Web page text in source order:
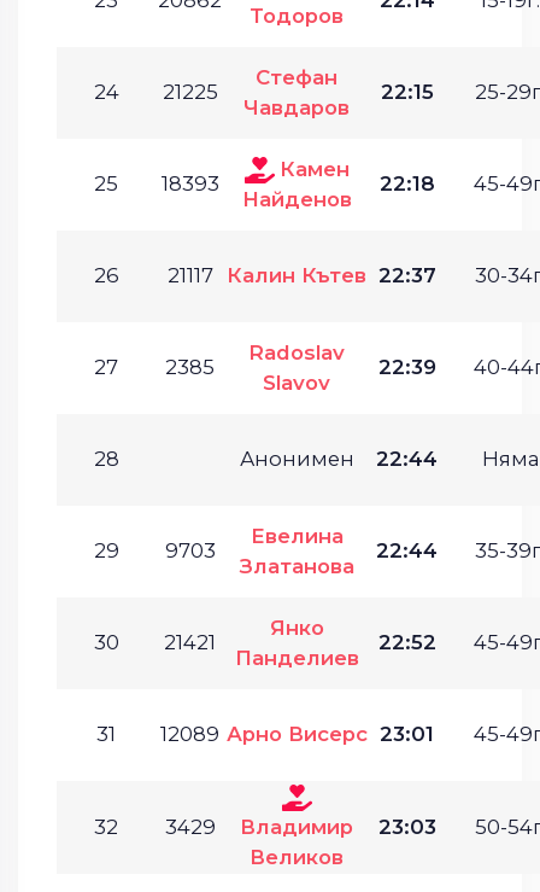
Тодоров
24 21225
Стефан
Чавдаров
22:15 25-
25 18393
Камен
Найденов
22:18 45-
26 21117 Калин Кътев 22:37 30-
27 2385
Radoslav
Slavov
22:39 40-
28 Анонимен 22:44 Няма
29 9703
Евелина
Златанова
22:44 35-
30 21421
Янко
Панделиев
22:52 45-
31 12089 Арно Висерс 23:01 45-
32 3429
Владимир
Великов
23:03 50-